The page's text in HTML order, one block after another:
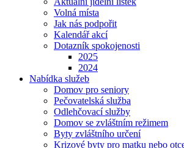
Volná místa
Jak nás podpořit
Kalendář akcí
Dotazník spokojenosti
2025
2024
Nabídka služeb
Domov pro seniory
Pečovatelská služba
Odlehčovací služby
Domov se zvláštním režimem
Byty zvláštního určení
Krizové byty pro matku nebo